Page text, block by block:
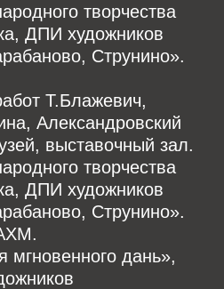
творчества
ДПИ художников
Струнино».
Т.Блажевич,
Александровский
выставочный зал.
творчества
ДПИ художников
Струнино».
мгновенного дань»,